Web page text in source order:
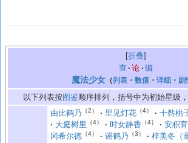
折叠
查
论 编
魔法少女 （列表 ・ 数值 ・ 详细 ・ 剧
以下列表按图鉴顺序排列，括号中为初始星级，
由比鹤乃 （2） 里见灯花 （4） 十咎桃
大庭树里 （4） 时女静香 （4） 安积
冈希尔德 （4） 谣鹤乃 （3） 梓美冬（